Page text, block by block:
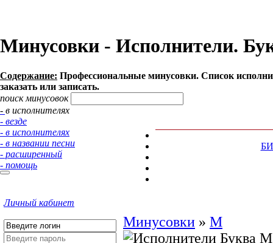
Минусовки - Исполнители.
Содержание: Профессиональные минусовки. Список
заказать или записать.
поиск минусовок
- в исполнителях
- везде
- в исполнителях
- в названии песни
- расширенный
- помощь
Личный кабинет
Минусовки » М